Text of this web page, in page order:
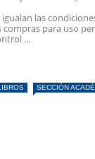
igualan las
compras para uso
...
SECCIÓN